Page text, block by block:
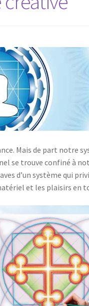
Mais de part notre
se trouve confiné à
d’un système qui
et les plaisirs en